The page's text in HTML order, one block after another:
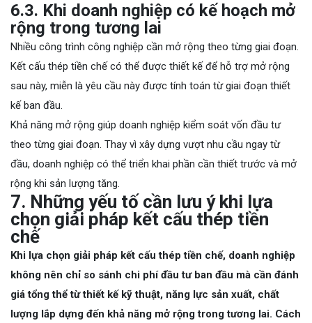
6.3. Khi doanh nghiệp có kế hoạch mở
rộng trong tương lai
Nhiều công trình công nghiệp cần mở rộng theo từng giai đoạn.
Kết cấu thép tiền chế có thể được thiết kế để hỗ trợ mở rộng
sau này, miễn là yêu cầu này được tính toán từ giai đoạn thiết
kế ban đầu.
Khả năng mở rộng giúp doanh nghiệp kiểm soát vốn đầu tư
theo từng giai đoạn. Thay vì xây dựng vượt nhu cầu ngay từ
đầu, doanh nghiệp có thể triển khai phần cần thiết trước và mở
rộng khi sản lượng tăng.
7. Những yếu tố cần lưu ý khi lựa
chọn giải pháp kết cấu thép tiền
chế
Khi lựa chọn giải pháp kết cấu thép tiền chế, doanh nghiệp
không nên chỉ so sánh chi phí đầu tư ban đầu mà cần đánh
giá tổng thể từ thiết kế kỹ thuật, năng lực sản xuất, chất
lượng lắp dựng đến khả năng mở rộng trong tương lai. Cách